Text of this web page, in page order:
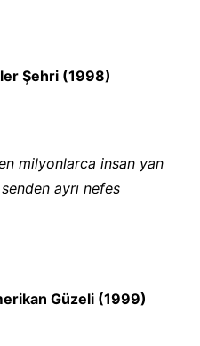
Şehri (1998)
milyonlarca insan yan
ayrı nefes
Güzeli (1999)